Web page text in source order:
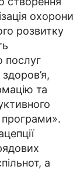
охорони
розвитку
послуг
та
програми».
а